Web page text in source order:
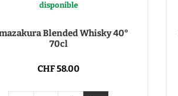
disponible
Blended Whisky 40°
70cl
CHF 58.00